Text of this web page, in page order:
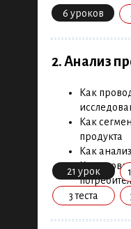
Как
Как
продукта
Как
Как
2. Анализ
21 урок
3 теста
6 уроков
Product